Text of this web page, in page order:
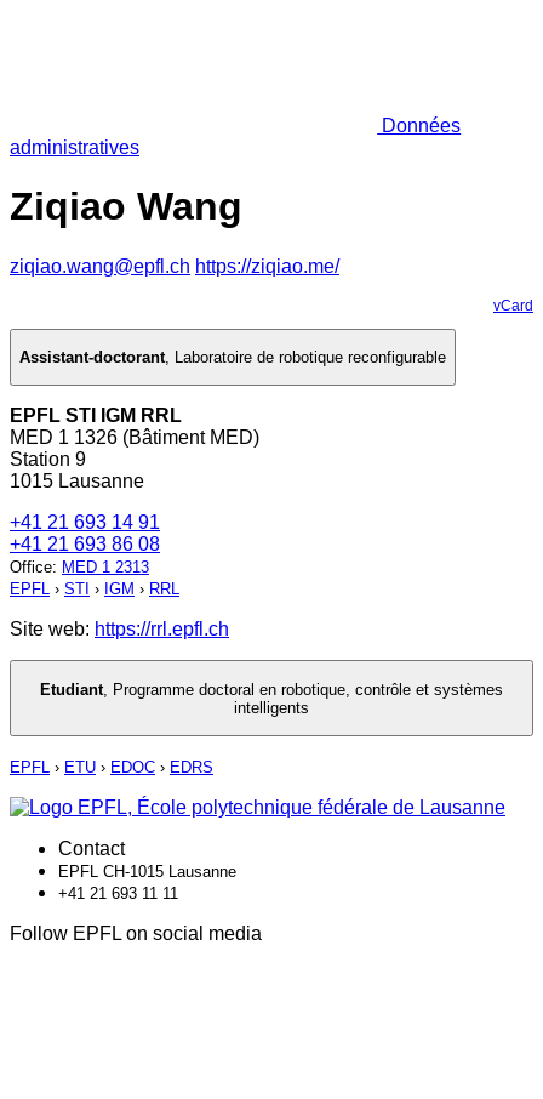
Données
administratives
Ziqiao Wang
ziqiao.wang@epfl.ch https://ziqiao.me/
vCard
Assistant-doctorant, Laboratoire de robotique reconfigurable
EPFL STI IGM RRL
MED 1 1326 (Bâtiment MED)
Station 9
1015 Lausanne
+41 21 693 14 91
+41 21 693 86 08
Office: MED 1 2313
EPFL › STI › IGM › RRL
Site web: https://rrl.epfl.ch
Etudiant Programme doctoral en robotique, contrôle et systèmes
intelligents
EPFL › ETU › EDOC › EDRS
Contact
EPFL CH-1015 Lausanne
+41 21 693 11 11
Follow EPFL on social media